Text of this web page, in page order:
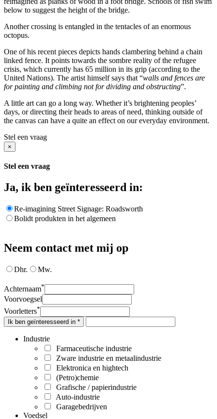
below to suggest the height of the bridge.
Another crossing is entangled in the tentacles of an enormous
octopus.
One of his recent pieces depicts hands clambering behind a chain
linked fence. It points towards the sombre reality of the refugee
crisis, which currently has 65 million in its grip (according to the
United Nations). The artist himself says that “walls and fences are
for painting and climbing not for dividing and obstructing”.
A little art can go a long way. Whether it’s brightening peoples’
days, or directing their heads to areas of need, thinking outside of
the canvas can have a quite an effect on our everyday environment.
Stel een vraag
×
Stel een vraag
Ja, ik ben geïnteresseerd in:
Re-imagining Street Signage: Roadsworth
Bolidt produkten in het algemeen
Neem contact met mij op
Dhr. Mw.
Achternaam*
Voorvoegsel
Voorletters*
Ik ben geïnteresseerd in *
Industrie
Farmaceutische industrie
Zware industrie en metaalindustrie
Elektronica en hightech
(Petro)chemie
Grafische / papierindustrie
Auto-industrie
Garagebedrijven
Voedsel